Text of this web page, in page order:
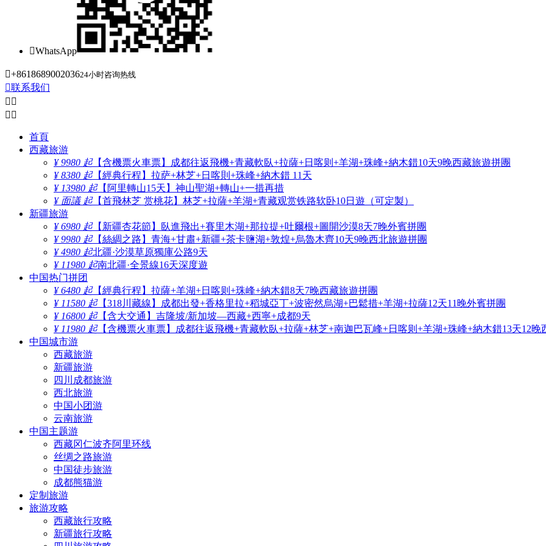
WhatsApp
+861868900203624小时咨询热线
联系我们
 
 
首頁
西藏旅游
¥ 9980 起【含機票火車票】成都往返飛機+青藏軟臥+拉薩+日喀则+羊湖+珠峰+納木錯10天9晚西藏旅遊拼團
¥ 8380 起【經典行程】拉萨+林芝+日喀則+珠峰+納木錯 11天
¥ 13980 起【阿里轉山15天】神山聖湖+轉山+一措再措
¥ 面議 起【首飛林芝 赏桃花】林芝+拉薩+羊湖+青藏观赏铁路软卧10日遊（可定製）
新疆旅游
¥ 6980 起【新疆杏花節】臥進飛出+賽里木湖+那拉提+吐爾根+圖開沙漠8天7晚外賓拼團
¥ 9980 起【絲綢之路】青海+甘肅+新疆+茶卡鹽湖+敦煌+烏魯木齊10天9晚西北旅遊拼團
¥ 4980 起北疆·沙漠草原獨庫公路9天
¥ 11980 起南北疆·全景線16天深度遊
中国热门拼团
¥ 6480 起【經典行程】拉薩+羊湖+日喀则+珠峰+納木錯8天7晚西藏旅遊拼團
¥ 11580 起【318川藏線】成都出發+香格里拉+稻城亞丁+波密然烏湖+巴鬆措+羊湖+拉薩12天11晚外賓拼團
¥ 16800 起【含大交通】吉隆坡/新加坡—西藏+西寧+成都9天
¥ 11980 起【含機票火車票】成都往返飛機+青藏軟臥+拉薩+林芝+南迦巴瓦峰+日喀则+羊湖+珠峰+納木錯13天12晚
中国城市游
西藏旅游
新疆旅游
四川成都旅游
西北旅游
中国小团游
云南旅游
中国主题游
西藏冈仁波齐阿里环线
丝绸之路旅游
中国徒步旅游
成都熊猫游
定制旅游
旅游攻略
西藏旅行攻略
新疆旅行攻略